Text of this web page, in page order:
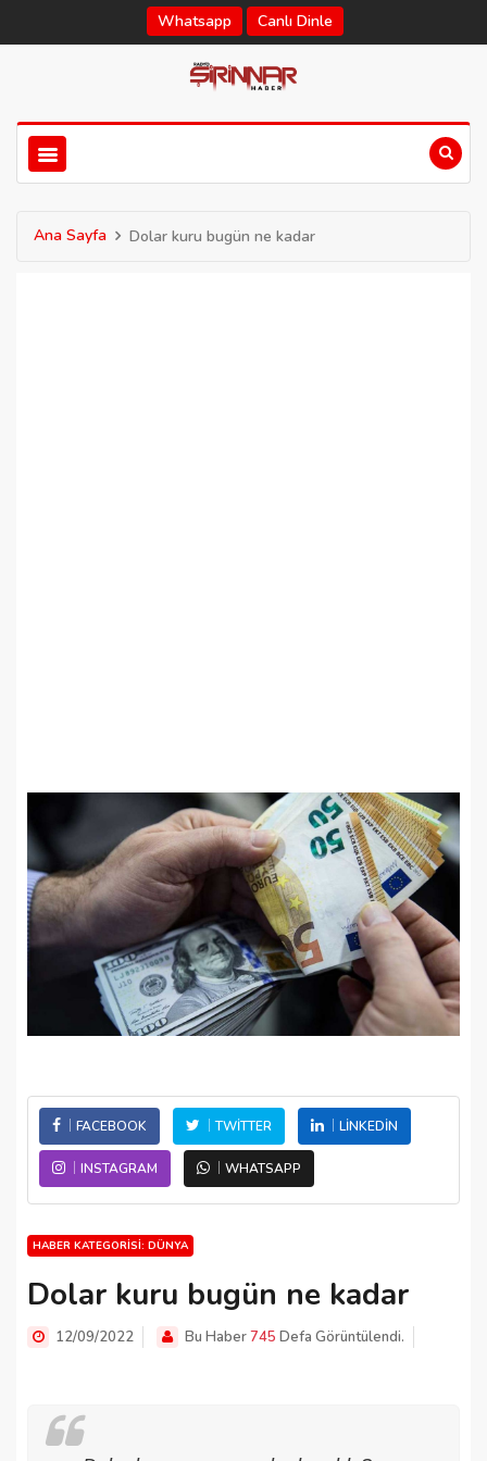
Whatsapp Canlı Dinle
Ana Sayfa Dolar kuru bugün ne kadar
FACEBOOK TWITTER LINKEDIN
INSTAGRAM WHATSAPP
HABER KATEGORISI: DÜNYA
Dolar kuru bugün ne kadar
12/09/2022 Bu Haber745 Defa Görüntülendi.